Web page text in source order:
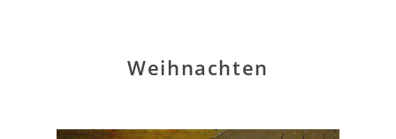
Weihnachten